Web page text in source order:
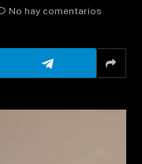
No hay comentarios